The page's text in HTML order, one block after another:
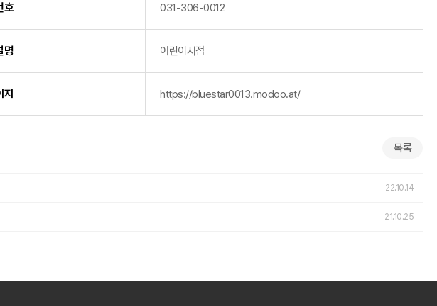
호 031-306-0012
명 어린이서점
https://bluestar0013.modoo.at/
목록
22.10.14
21.10.25